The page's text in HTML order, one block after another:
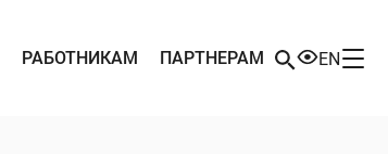
РАБОТНИКАМ ПАРТНЕРАМ EN